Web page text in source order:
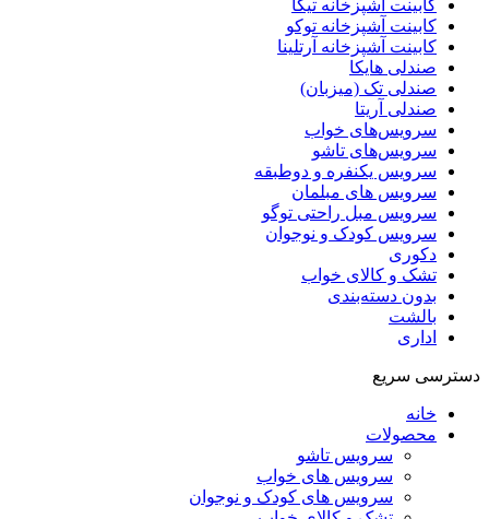
کابینت آشپزخانه تیکا
کابینت آشپزخانه توکو
کابینت آشپزخانه آرتلینا
صندلی هایکا
صندلی تک (میزبان)
صندلی آریتا
سرویس‌های خواب
سرویس‌های تاشو
سرویس یکنفره و دوطبقه
سرویس های مبلمان
سرویس مبل راحتی توگو
سرویس کودک و نوجوان
دکوری
تشک و کالای خواب
بدون دسته‌بندی
بالشت
اداری
دسترسی سریع
خانه
محصولات
سرویس تاشو
سرویس های خواب
سرویس های کودک و نوجوان